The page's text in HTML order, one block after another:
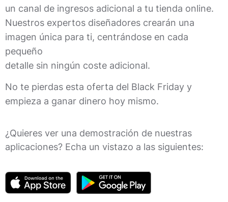
un canal de ingresos adicional a tu tienda online.
Nuestros expertos diseñadores crearán una
imagen única para ti, centrándose en cada
pequeño
detalle sin ningún coste adicional.
No te pierdas esta oferta del Black Friday y
empieza a ganar dinero hoy mismo.
¿Quieres ver una demostración de nuestras
aplicaciones? Echa un vistazo a las siguientes: